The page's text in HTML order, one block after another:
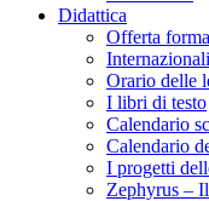
Didattica
Offerta
Orario delle
I libri di testo
Calendario
Calendario
I progetti
Zephyrus –